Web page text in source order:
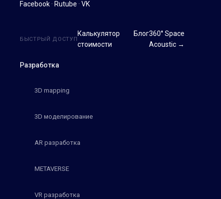
Facebook · Rutube · VK
Разработка
3D mapping
3D моделирование
AR разработка
METAVERSE
VR разработка
БЫСТРЫЙ ДОСТУП
Калькулятор
стоимости
Блог360° Space
Acoustic →